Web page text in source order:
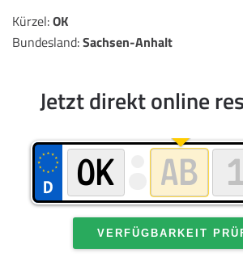
Kürzel:OK
Bundesland:Sachsen-Anhalt
Jetzt direkt online
VERFÜGBARKEIT